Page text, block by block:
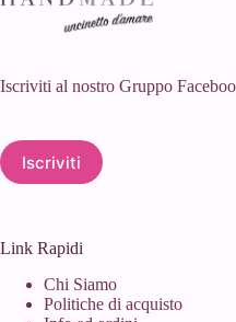
Iscriviti al nostro Gruppo
Iscriviti
Link Rapidi
Chi Siamo
Politiche di acquisto